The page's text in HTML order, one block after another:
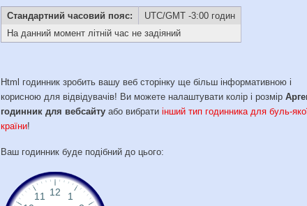
Стандартний часовий пояс:
UTC/GMT -3:00 годин
На данний момент літній час не задіяний
Html годинник зробить вашу веб сторінку ще більш інформативною і
корисною для відвідувачів! Ви можете налаштувати колір і розмір
годинник для вебсайту або вибратиінший тип годинника для буль-
країни!
Ваш годинник буде подібний до цього: